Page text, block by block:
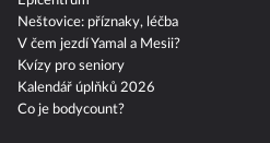
Neštovice: příznaky, léčba
V čem jezdí Yamal a Mesii?
Kvízy pro seniory
Kalendář úplňků 2026
Co je bodycount?